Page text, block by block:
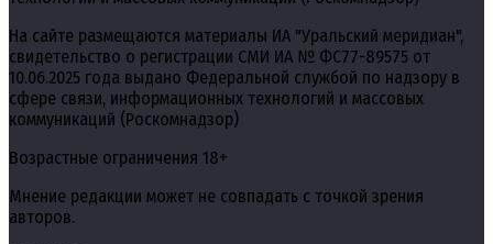
На сайте размещаются материалы ИА "Уральский меридиан",
свидетельство о регистрации СМИ ИА № ФС77-89575 от
10.06.2025 года выдано Федеральной службой по надзору в
сфере связи, информационных технологий и массовых
коммуникаций (Роскомнадзор)
Возрастные ограничения 18+
Мнение редакции может не совпадать с точкой зрения
авторов.